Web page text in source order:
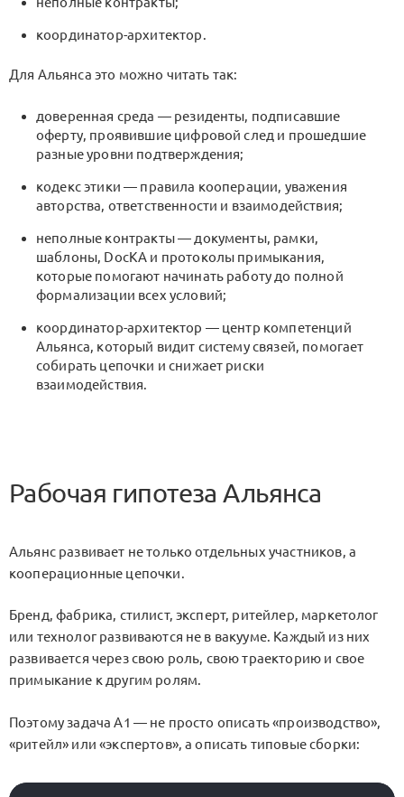
координатор-архитектор.
Для Альянса это можно читать так:
доверенная среда — резиденты, подписавшие
оферту, проявившие цифровой след и прошедшие
разные уровни подтверждения;
кодекс этики — правила кооперации, уважения
авторства, ответственности и взаимодействия;
неполные контракты — документы, рамки,
шаблоны, DocKA и протоколы примыкания,
которые помогают начинать работу до полной
формализации всех условий;
координатор-архитектор — центр компетенций
Альянса, который видит систему связей, помогает
собирать цепочки и снижает риски
взаимодействия.
Рабочая гипотеза Альянса
Альянс развивает не только отдельных участников, а
кооперационные цепочки.
Бренд, фабрика, стилист, эксперт, ритейлер, маркетолог
или технолог развиваются не в вакууме. Каждый из них
развивается через свою роль, свою траекторию и свое
примыкание к другим ролям.
Поэтому задача A1 — не просто описать «производство»,
«ритейл» или «экспертов», а описать типовые сборки: